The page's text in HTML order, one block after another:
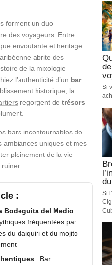
forment un duo
des voyageurs. Entre
envoûtante et héritage
abrite des
de la mixologie
l’authenticité d’un bar
historique, la
regorgent de trésors
bars incontournables de
ambiances uniques et mes
pleinement de la vie
:
Bodeguita del Medio :
fréquentées par
du daiquiri et du mojito
: Bar
Si
Si